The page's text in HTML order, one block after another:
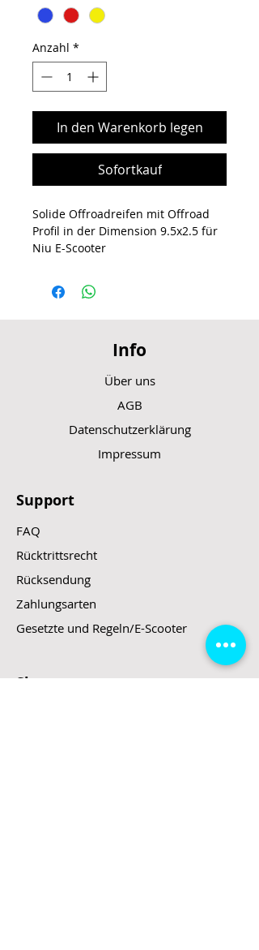
Anzahl *
In den Warenkorb legen
Sofortkauf
Solide Offroadreifen mit Offroad
Profil in der Dimension 9.5x2.5 für
Niu E-Scooter
Info
Über uns
AGB
Datenschutzerklärung
Impressum
Support
FAQ
Rücktrittsrecht
Rücksendung
Zahlungsarten
Gesetzte und Regeln/E-Scooter
Shop